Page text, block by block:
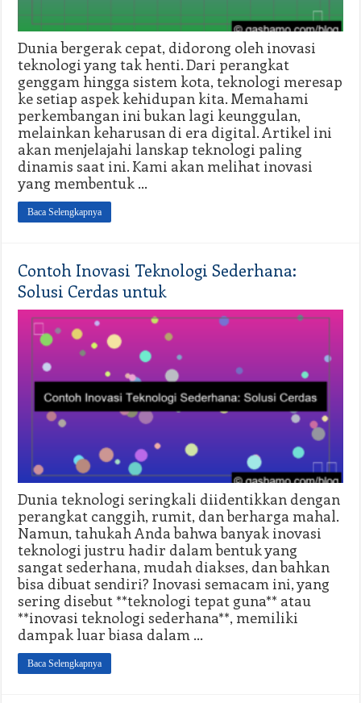
Dunia bergerak cepat, didorong oleh inovasi
teknologi yang tak henti. Dari perangkat
genggam hingga sistem kota, teknologi meresap
ke setiap aspek kehidupan kita. Memahami
perkembangan ini bukan lagi keunggulan,
melainkan keharusan di era digital. Artikel ini
akan menjelajahi lanskap teknologi paling
dinamis saat ini. Kami akan melihat inovasi
yang membentuk …
Baca Selengkapnya
Contoh Inovasi Teknologi Sederhana:
Solusi Cerdas untuk
Dunia teknologi seringkali diidentikkan dengan
perangkat canggih, rumit, dan berharga mahal.
Namun, tahukah Anda bahwa banyak inovasi
teknologi justru hadir dalam bentuk yang
sangat sederhana, mudah diakses, dan bahkan
bisa dibuat sendiri? Inovasi semacam ini, yang
sering disebut **teknologi tepat guna** atau
**inovasi teknologi sederhana**, memiliki
dampak luar biasa dalam …
Baca Selengkapnya